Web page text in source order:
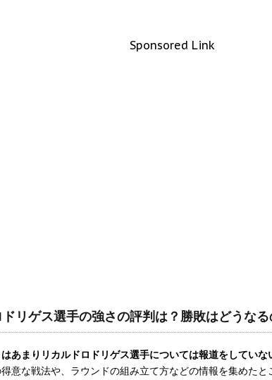
Sponsored Link
ドリゲス選手の強さの評判は？勝敗はどうなる
あまりリカルドロドリゲス選手については報道をしていな
得意な戦法や、ラウンドの組み立て方などの情報を集めた